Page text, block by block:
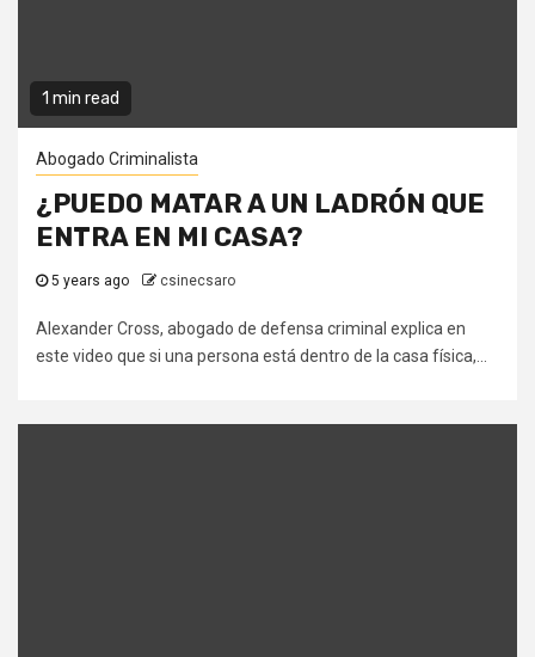
1 min read
Abogado Criminalista
¿PUEDO MATAR A UN LADRÓN QUE
ENTRA EN MI CASA?
5 years ago csinecsaro
Alexander Cross, abogado de defensa criminal explica en
este video que si una persona está dentro de la casa física,...